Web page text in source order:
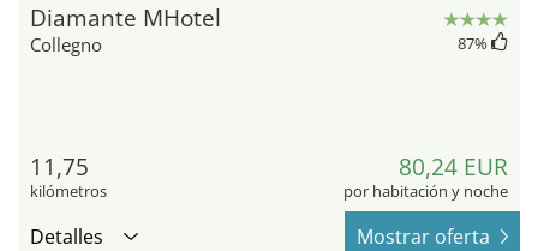
Diamante MHotel
Collegno 87%
11,75
kilómetros
80,24 EUR
por habitación y noche
Detalles Mostrar oferta